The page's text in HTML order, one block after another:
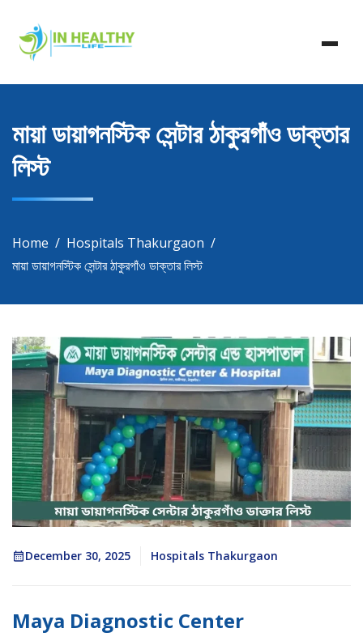
content
In Healthy Life
In Healthy Life, Healthy Life, Health Life, Doctor List,
Doctor Listing
মায়া ডায়াগনস্টিক সেন্টার ঠাকুরগাঁও ডাক্তার
লিস্ট
Home
Hospitals Thakurgaon
মায়া ডায়াগনস্টিক সেন্টার ঠাকুরগাঁও ডাক্তার লিস্ট
December 30, 2025 Hospitals Thakurgaon
Maya Diagnostic Center